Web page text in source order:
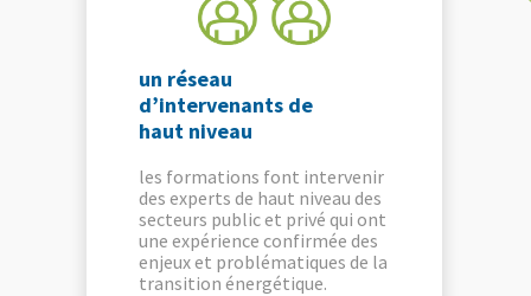
un réseau
d’intervenants de
haut niveau
les formations font intervenir
des experts de haut niveau des
secteurs public et privé qui ont
une expérience confirmée des
enjeux et problématiques de la
transition énergétique.